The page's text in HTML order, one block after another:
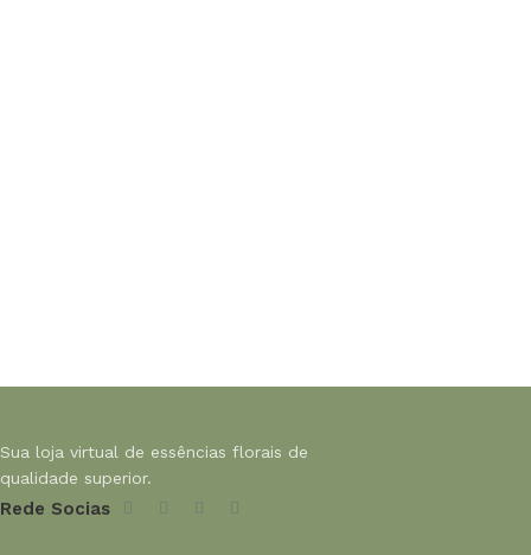
Sua loja virtual de essências florais de
qualidade superior.
Rede Socias